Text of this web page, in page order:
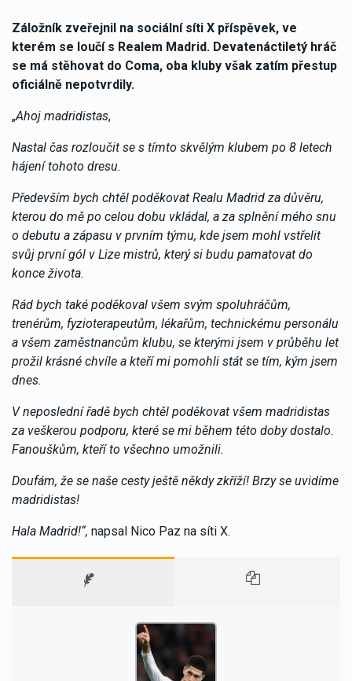
Záložník zveřejnil na sociální síti X příspěvek, ve
kterém se loučí s Realem Madrid. Devatenáctiletý hráč
se má stěhovat do Coma, oba kluby však zatím přestup
oficiálně nepotvrdily.
„Ahoj madridistas,
Nastal čas rozloučit se s tímto skvělým klubem po 8 letech
hájení tohoto dresu.
Především bych chtěl poděkovat Realu Madrid za důvěru,
kterou do mě po celou dobu vkládal, a za splnění mého snu
o debutu a zápasu v prvním týmu, kde jsem mohl vstřelit
svůj první gól v Lize mistrů, který si budu pamatovat do
konce života.
Rád bych také poděkoval všem svým spoluhráčům,
trenérům, fyzioterapeutům, lékařům, technickému personálu
a všem zaměstnancům klubu, se kterými jsem v průběhu let
prožil krásné chvíle a kteří mi pomohli stát se tím, kým jsem
dnes.
V neposlední řadě bych chtěl poděkovat všem madridistas
za veškerou podporu, které se mi během této doby dostalo.
Fanouškům, kteří to všechno umožnili.
Doufám, že se naše cesty ještě někdy zkříží! Brzy se uvidíme
madridistas!
Hala Madrid!“, napsal Nico Paz na síti X.